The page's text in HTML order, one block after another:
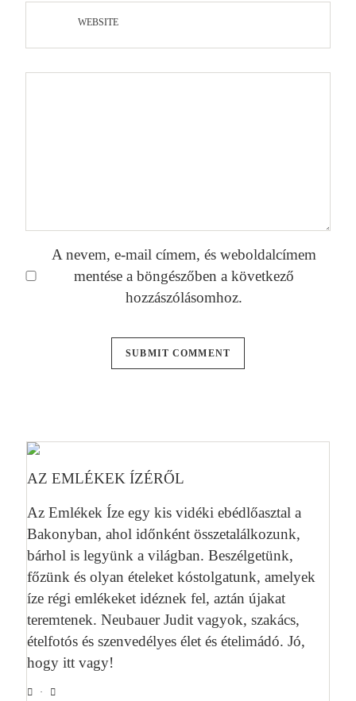
WEBSITE
A nevem, e-mail címem, és weboldalcímem
mentése a böngészőben a következő
hozzászólásomhoz.
AZ EMLÉKEK ÍZÉRŐL
Az Emlékek Íze egy kis vidéki ebédlőasztal a
Bakonyban, ahol időnként összetalálkozunk,
bárhol is legyünk a világban. Beszélgetünk,
főzünk és olyan ételeket kóstolgatunk, amelyek
íze régi emlékeket idéznek fel, aztán újakat
teremtenek. Neubauer Judit vagyok, szakács,
ételfotós és szenvedélyes élet és ételimádó. Jó,
hogy itt vagy!